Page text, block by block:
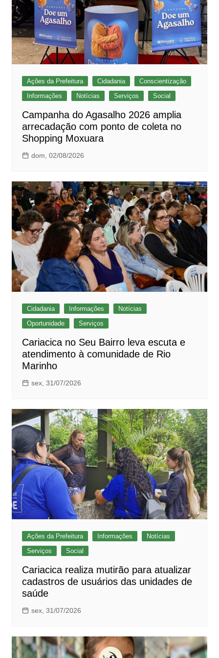
Ações da Prefeitura Cidadania
Conscientização
Informações
Notícias Serviços Social
Campanha do Agasalho 2026 amplia
arrecadação com ponto de coleta no
Shopping Moxuara
dom, 02/08/2026
Cidadania Informações
Notícias
Oportunidade
Serviços
Cariacica no Seu Bairro leva escuta e
atendimento à comunidade de Rio
Marinho
sex, 31/07/2026
Ações da Prefeitura Informações
Notícias
Serviços
Social
Cariacica realiza mutirão para atualizar
cadastros de usuários das unidades de
saúde
sex, 31/07/2026